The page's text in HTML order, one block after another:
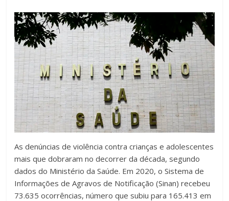
As denúncias de violência contra crianças e adolescentes
mais que dobraram no decorrer da década, segundo
dados do Ministério da Saúde. Em 2020, o Sistema de
Informações de Agravos de Notificação (Sinan) recebeu
73.635 ocorrências, número que subiu para 165.413 em